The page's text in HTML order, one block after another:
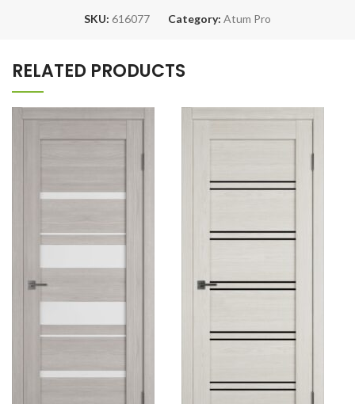
SKU: 616077 Category: Atum Pro
RELATED PRODUCTS